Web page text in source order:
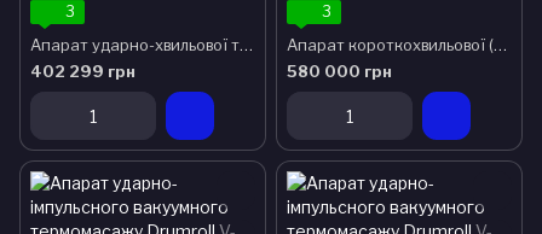
3
Апарат ударно-хвильової терапії FioPro-2000
402 299 грн
3
Апарат короткохвильової (мікрохвильової) терапії Curapuls 670
580 000 грн